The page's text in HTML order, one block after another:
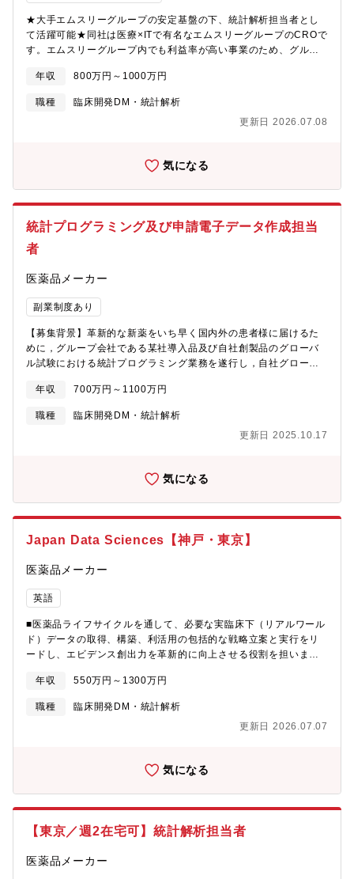
★大手エムスリーグループの安定基盤の下、統計解析担当者とし
て活躍可能★同社は医療×ITで有名なエムスリーグループのCROで
す。エムスリーグループ内でも利益率が高い事業のため、グルー
が可能です。【具体的には】治験に関する以下の統計解析業務を
担当していただきます。・統計解析計画書・手順書作成・解析プ
ログラム構築・データセット作成・中間解析の実施・解析報告書
年収 800万円～1000万円
職種
臨床開発DM・統計解析
更新日 2026.07.08
気になる
統計プログラミング及び申請電子データ作成担当
者
医薬品メーカー
副業制度あり
【募集背景】革新的な新薬をいち早く国内外の患者様に届けるた
めに，グループ会社である某社導入品及び自社創製品のグローバ
ル試験における統計プログラミング業務を遂行し，自社グローバ
の作成を通して臨床開発に貢献している。今後もグローバルレベ
ルの解析を継続して実施していくとともに，RWDを活用した承認
申請及び自社創製品のグローバル試験の増加に対応していくため
に，統計プログラミング及び申請電子データ当局提出を担える人
及び品質管理を主導する・CDISC標準に準拠した申請電子データ
導する・統計解析計画書に基づき，帳票一覧・帳票レイアウトを
拠した状態で提出する・承認申請後の規制当局への回答用に照会
供する・統計解析業務委託で適切なベンダーマネジメントを行
う・グループ会社である某社と解析用データおよびプログラムの
業務連携を行う・臨床データの可視化を行い，データ利用者の理
解・洞察をサポートする【職種の魅力】データエンジニアリング
技術を含めた高度な専門性を活用し，社内外のステークホルダー
と協働しながら，適切な意思決定を可能とするデータ解析及び規
革新的な新薬をいち早く国内外の患者様に届けることに貢献する
おり，その中で豊富なパイプラインの臨床開発，最先端の技術を
年収 700万円～1100万円
職種
臨床開発DM・統計解析
更新日 2025.10.17
気になる
Japan Data Sciences【神戸・東京】
医薬品メーカー
英語
■医薬品ライフサイクルを通して、必要な実臨床下（リアルワール
ド）データの取得、構築、利活用の包括的な戦略立案と実行をリ
ードし、エビデンス創出力を革新的に向上させる役割を担いま
戦略、計画の立案と実行・国内外部環境革新を活用したRWD利活
用戦略の促進や環境における課題解決を促進し、RWDの活用機会
を最大化する・利活用（分析や報告など）要件に応じたRWDの品
質保証とデータセットの作成・ITソリューションによる分析ケイ
年収 550万円～1300万円
職種
臨床開発DM・統計解析
更新日 2026.07.07
気になる
【東京／週2在宅可】統計解析担当者
医薬品メーカー